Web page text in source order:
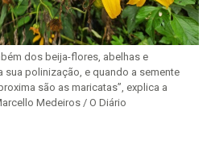
dos beija-flores, abelhas e
sua polinização, e quando a semente
são as maricatas”, explica a
Medeiros / O Diário